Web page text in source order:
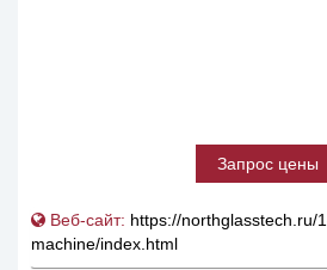
Запрос цены
Веб-сайт: https://northglasstech.ru/
machine/index.html